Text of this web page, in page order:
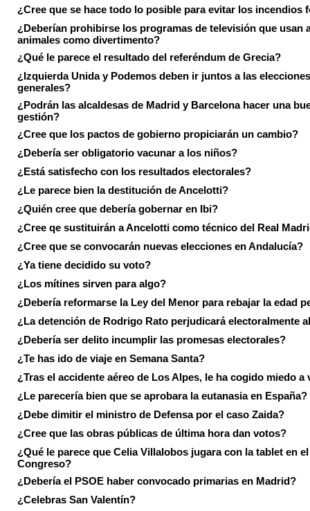
¿Cree que se hace todo lo posible para evitar los incendios
¿Deberían prohibirse los programas de televisión que usan
animales como divertimento?
¿Qué le parece el resultado del referéndum de Grecia?
¿Izquierda Unida y Podemos deben ir juntos a las elecciones
generales?
¿Podrán las alcaldesas de Madrid y Barcelona hacer una
gestión?
¿Cree que los pactos de gobierno propiciarán un cambio?
¿Debería ser obligatorio vacunar a los niños?
¿Está satisfecho con los resultados electorales?
¿Le parece bien la destitución de Ancelotti?
¿Quién cree que debería gobernar en Ibi?
¿Cree qe sustituirán a Ancelotti como técnico del Real
¿Cree que se convocarán nuevas elecciones en Andalucía?
¿Ya tiene decidido su voto?
¿Los mítines sirven para algo?
¿Debería reformarse la Ley del Menor para rebajar la edad
¿La detención de Rodrigo Rato perjudicará electoralmente
¿Debería ser delito incumplir las promesas electorales?
¿Te has ido de viaje en Semana Santa?
¿Tras el accidente aéreo de Los Alpes, le ha cogido miedo a
¿Le parecería bien que se aprobara la eutanasia en España?
¿Debe dimitir el ministro de Defensa por el caso Zaida?
¿Cree que las obras públicas de última hora dan votos?
¿Qué le parece que Celia Villalobos jugara con la tablet en el
Congreso?
¿Debería el PSOE haber convocado primarias en Madrid?
¿Celebras San Valentín?